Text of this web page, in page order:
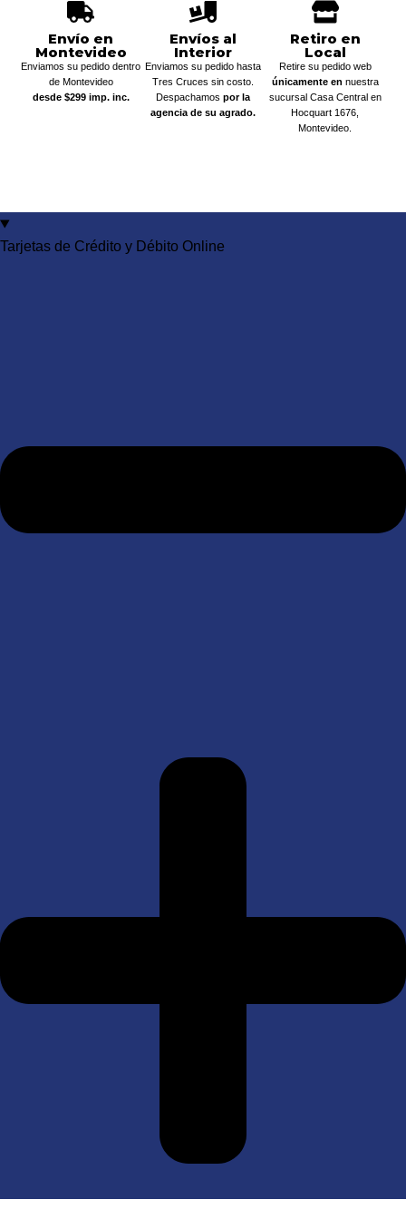
Envío en
Montevideo
Enviamos su pedido dentro
de Montevideo
desde $299 imp. inc.
Envíos al
Interior
Enviamos su pedido hasta
Tres Cruces sin costo.
Despachamos por la
agencia de su agrado.
Retiro en
Local
Retire su pedido web
únicamente en nuestra
sucursal Casa Central en
Hocquart 1676,
Montevideo.
Tarjetas de Crédito y Débito Online